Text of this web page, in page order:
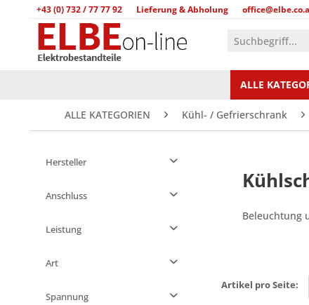
+43 (0) 732 / 77 77 92 Lieferung & Abholung
ALLE
ALLE KATEGORIEN Kühl- / Gefrierschrank
Hersteller
2IMARCHI
Anschluss
E14
Leistung
15 W
Art
Glühlampe
Spannung
Beleuchtung
Artikel pro Seite: